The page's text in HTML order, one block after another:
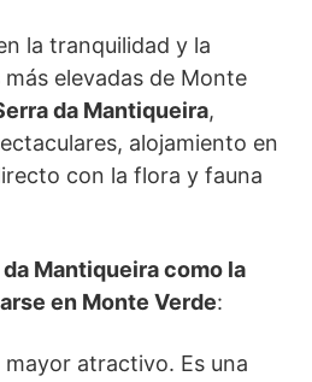
la tranquilidad y la
elevadas de Monte
da Mantiqueira,
alojamiento en
con la flora y fauna
Mantiqueira como la
en Monte Verde:
atractivo. Es una